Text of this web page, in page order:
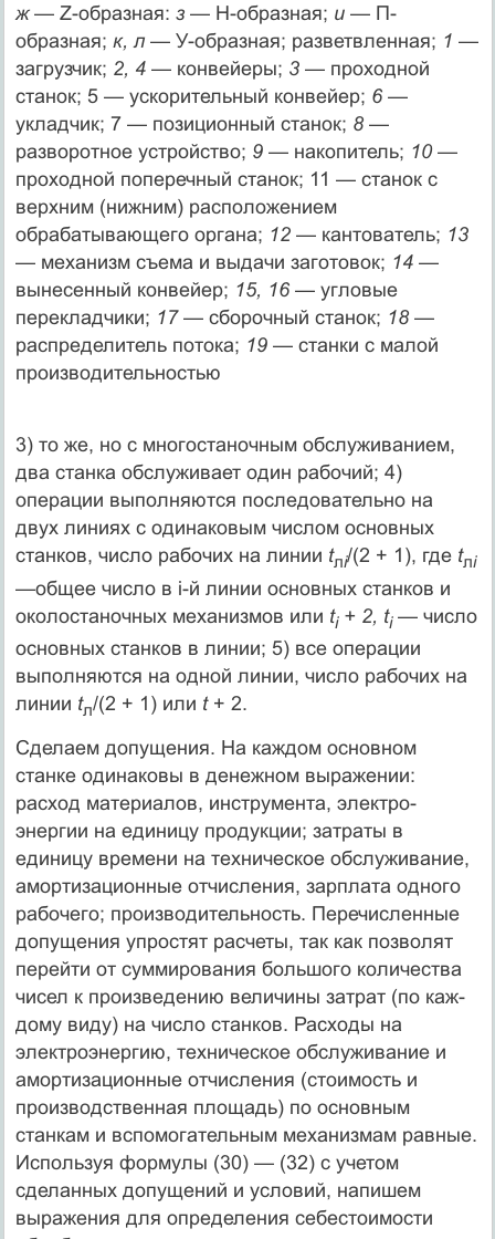
ж — Z-образная: з— Н-образная; и— П-
образная; к, л — У-образная; разветвленная; 1 —
загрузчик; 2, 4 — конвейеры; 3 — проходной
станок; 5 — ускорительный конвейер; 6 —
укладчик; 7 — позиционный станок; 8 —
разворотное устройство; 9 — накопитель; 10 —
проходной поперечный ста­нок; 11 — станок с
верхним (нижним) расположением
обрабатывающего органа; 12 — кантователь; 13
— механизм съема и выдачи заготовок; 14 —
вынесенный конвейер; 15, 16 — угловые
перекладчики; 17 — сборочный станок; 18 —
распределитель потока; 19 — станки с малой
производительностью
3) то же, но с многостаночным обслуживанием,
два станка обслу­живает один рабочий; 4)
операции выполняются последовательно на
двух линиях с одинаковым числом основных
станков, число ра­бочих на линии tлi/(2 + 1), где tлi
—общее число в i-й линии ос­новных станков и
околостаночных механизмов или ti+ 2, ti — число
основных станков в линии; 5) все операции
выполняются на одной линии, число рабочих на
линии tл/(2 + 1) или t + 2.
Сделаем допущения. На каждом основном
станке одинаковы в денежном выражении:
расход материалов, инструмента, электро­
энергии на единицу продукции; затраты в
единицу времени на тех­ническое обслуживание,
амортизационные отчисления, зарплата одного
рабочего; производительность. Перечисленные
допущения упростят расчеты, так как позволят
перейти от суммирования боль­шого количества
чисел к произведению величины затрат (по каж­
дому виду) на число станков. Расходы на
электроэнергию, техни­ческое обслуживание и
амортизационные отчисления (стоимость и
производственная площадь) по основным
станкам и вспомога­тельным механизмам равные.
Используя формулы (30) — (32) с учетом
сделанных допущений и условий, напишем
выражения для определения себестоимости